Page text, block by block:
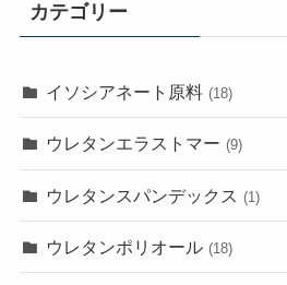
カテゴリー
イソシアネート原料 (18)
ウレタンエラストマー (9)
ウレタンスパンデックス (1)
ウレタンポリオール (18)